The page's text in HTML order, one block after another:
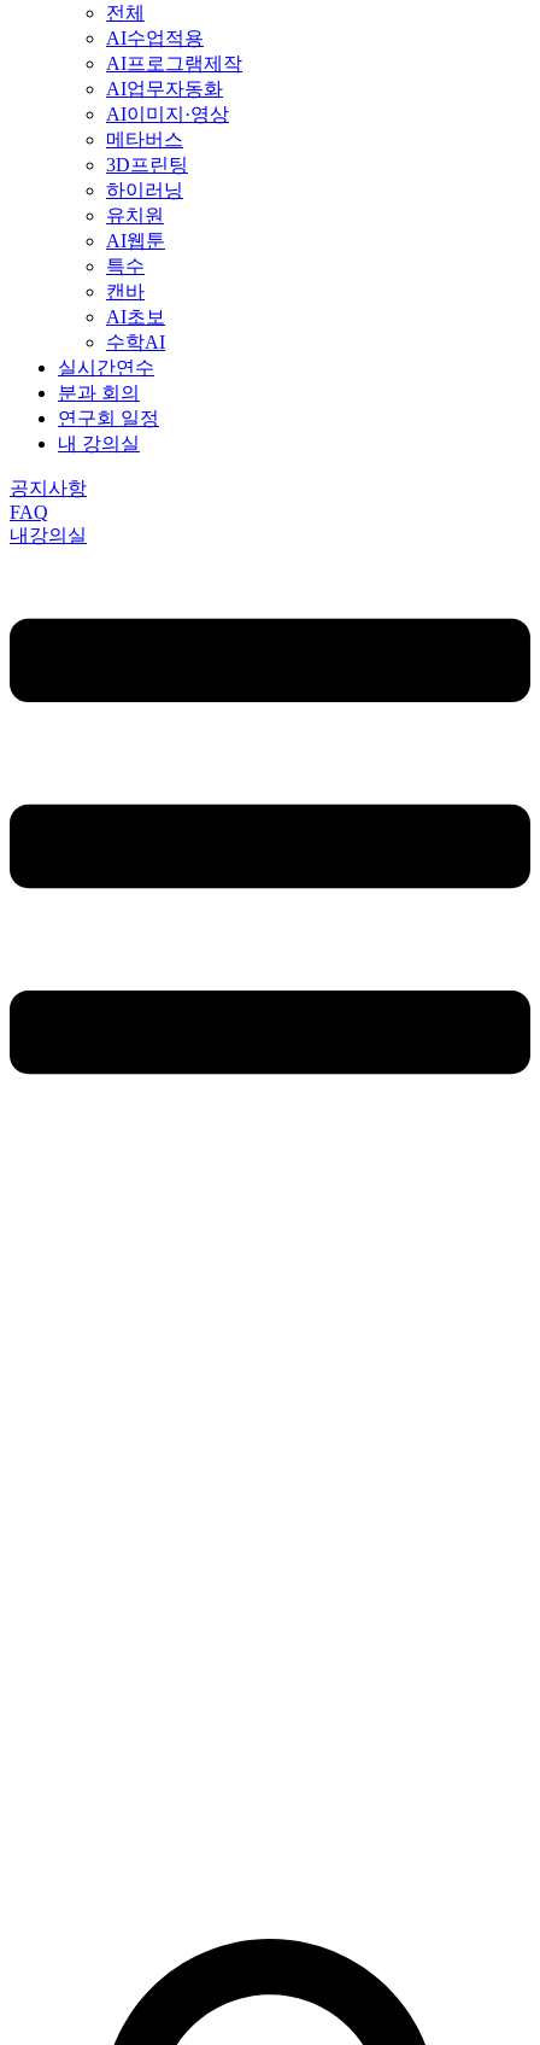
전체
AI수업적용
AI프로그램제작
AI업무자동화
AI이미지·영상
메타버스
3D프린팅
하이러닝
유치원
AI웹툰
특수
캔바
AI초보
수학AI
실시간연수
분과 회의
연구회 일정
내 강의실
공지사항
FAQ
내강의실